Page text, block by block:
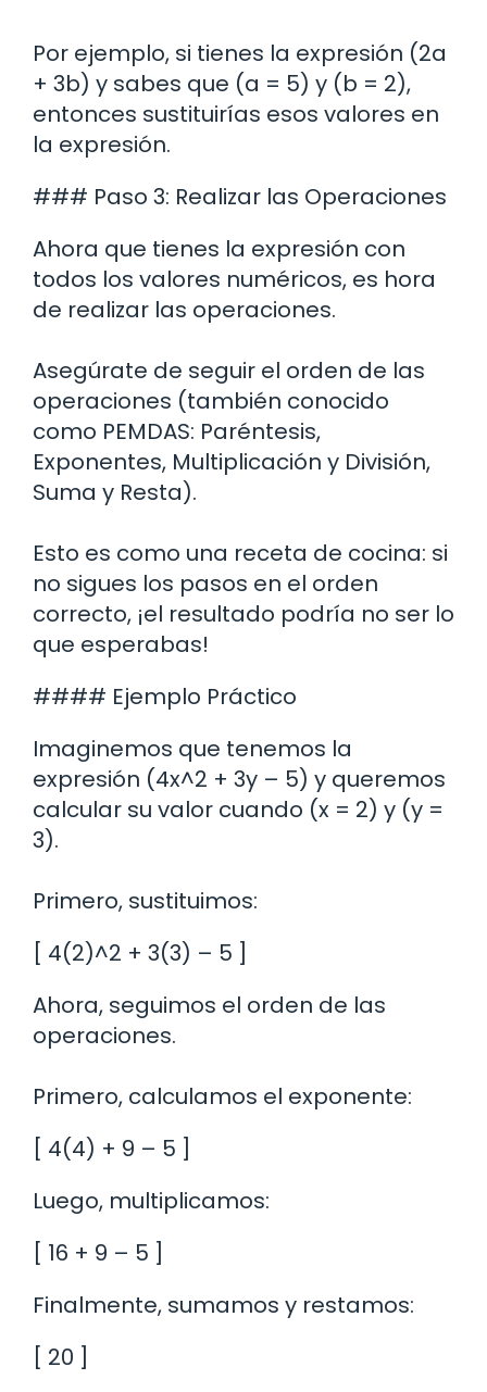
Por ejemplo, si tienes la expresión (2a
+ 3b) y sabes que (a = 5) y (b = 2),
entonces sustituirías esos valores en
la expresión.
### Paso 3: Realizar las Operaciones
Ahora que tienes la expresión con
todos los valores numéricos, es hora
de realizar las operaciones.
Asegúrate de seguir el orden de las
operaciones (también conocido
como PEMDAS: Paréntesis,
Exponentes, Multiplicación y División,
Suma y Resta).
Esto es como una receta de cocina: si
no sigues los pasos en el orden
correcto, ¡el resultado podría no ser lo
que esperabas!
#### Ejemplo Práctico
Imaginemos que tenemos la
expresión (4x^2 + 3y – 5) y queremos
calcular su valor cuando (x = 2) y (y =
3).
Primero, sustituimos:
[ 4(2)^2 + 3(3) – 5 ]
Ahora, seguimos el orden de las
operaciones.
Primero, calculamos el exponente:
[ 4(4) + 9 – 5 ]
Luego, multiplicamos:
[ 16 + 9 – 5 ]
Finalmente, sumamos y restamos:
[ 20 ]